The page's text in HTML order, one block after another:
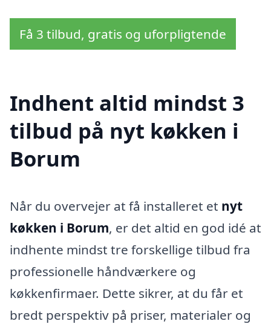
Få 3 tilbud, gratis og uforpligtende
Indhent altid mindst 3
tilbud på nyt køkken i
Borum
Når du overvejer at få installeret et nyt
køkken i Borum, er det altid en god idé at
indhente mindst tre forskellige tilbud fra
professionelle håndværkere og
køkkenfirmaer. Dette sikrer, at du får et
bredt perspektiv på priser, materialer og